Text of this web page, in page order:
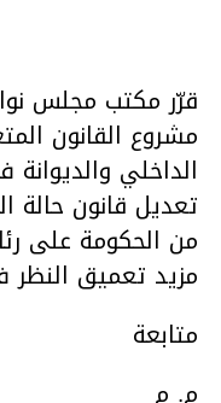
قرّر مكتب مجلس
مشروع القانون
الداخلي
تعديل قانون حالة
من الحكومة على
مزيد تعميق النظر
متابعة
م. م